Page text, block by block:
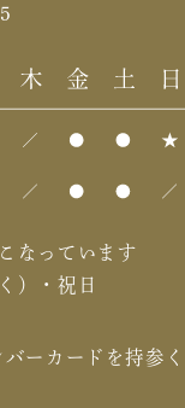
なっています
）・祝日
ーカードを持参く